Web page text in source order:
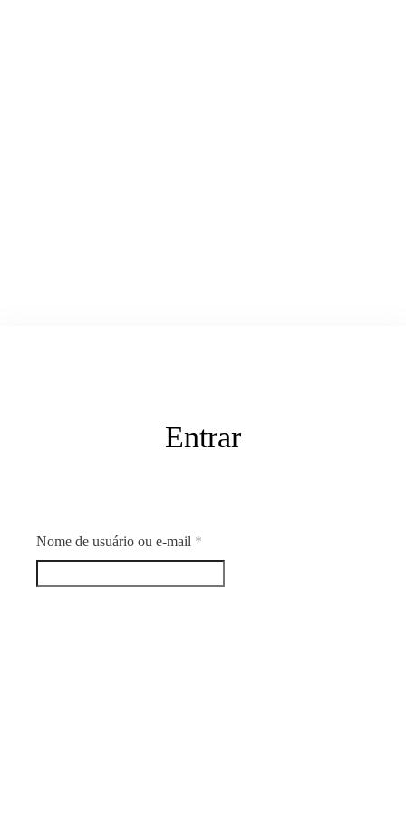
Entrar
Nome de usuário ou e-mail *